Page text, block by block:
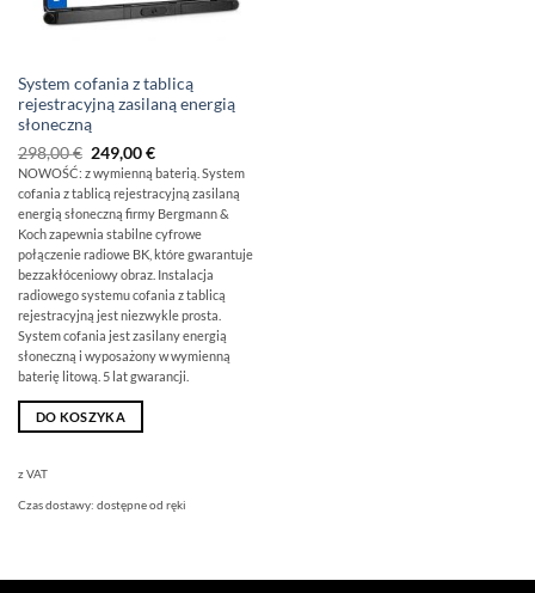
System cofania z tablicą
rejestracyjną zasilaną energią
słoneczną
298,00€ Pierwotna
cena
wynosiła:
298,00
€
249,00€Aktualna
cena
wynosi:
249,00
€.
NOWOŚĆ: z wymienną baterią. System
cofania z tablicą rejestracyjną zasilaną
energią słoneczną firmy Bergmann &
Koch zapewnia stabilne cyfrowe
połączenie radiowe BK, które gwarantuje
bezzakłóceniowy obraz. Instalacja
radiowego systemu cofania z tablicą
rejestracyjną jest niezwykle prosta.
System cofania jest zasilany energią
słoneczną i wyposażony w wymienną
baterię litową. 5 lat gwarancji.
DO KOSZYKA
z VAT
Czas dostawy: dostępne od ręki